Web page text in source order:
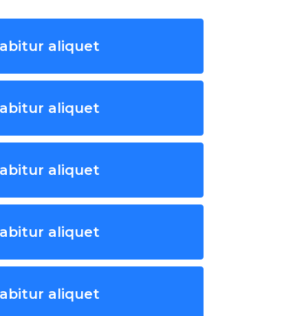
aliquet
aliquet
aliquet
aliquet
aliquet